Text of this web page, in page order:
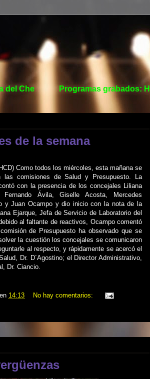
del Che Programas grabados:
de la semana
Como todos los miércoles, esta mañana se
las comisiones de Salud y Presupuesto. La
con la presencia de los concejales Liliana
Fernando Ávila, Giselle Acosta, Mercedes
y Juan Ocampo y dio inicio con la nota de la
Ejarque, Jefa de Servicio de Laboratorio del
al faltante de reactivos, Ocampo comentó
de Presupuesto ha observado que se
la cuestión los concejales se comunicaron
al respecto, y rápidamente se acercó el
Dr. D´Agostino; el Director Administrativo,
Dr. Ciancio.
en 14:13 No hay comentarios: